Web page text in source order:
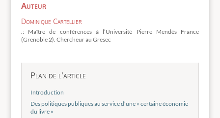
Auteur
Dominique Cartellier
.: Maître de conférences à l’Université Pierre Mendès France
(Grenoble 2). Chercheur au Gresec
Plan de l’article
Introduction
Des politiques publiques au service d’une « certaine économie
du livre »